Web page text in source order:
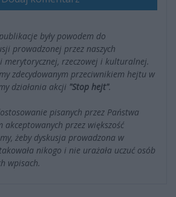
były powodem do
prowadzonej przez naszych
merytorycznej, rzeczowej i kulturalnej.
zdecydowanym przeciwnikiem hejtu w
działania akcji "Stop hejt".
pisanych przez Państwa
przez większość
żeby dyskusja prowadzona w
nikogo i nie urażała uczuć osób
wpisach.